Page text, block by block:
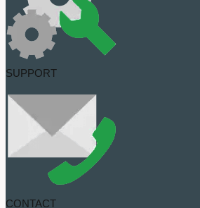
SUPPORT
CONTACT